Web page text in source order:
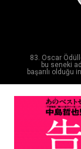
83. Oscar
bu seneki
başarılı olduğu